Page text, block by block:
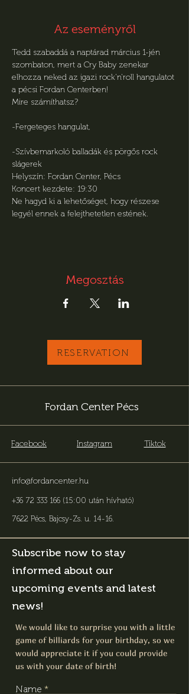
Az eseményről
Tedd szabaddá a naptárad március 1-jén
szombaton, mert a Cry Baby zenekar
elhozza neked az igazi rock'n'roll hangulatot
a pécsi Fordan Centerben!
Mire számíthatsz?
-Fergeteges hangulat,
-Szívbemarkoló balladák és pörgős rock
slágerek
Helyszín: Fordan Center, Pécs
Koncert kezdete: 19:30
Ne hagyd ki a lehetőséget, hogy részese
legyél ennek a felejthetetlen estének.
Megosztás
RESERVATION
Fordan Center Pécs
Facebook Instagram Tiktok
info@fordancenter.hu
+36 72 333 166 (15:00 után hívható)
7622 Pécs, Bajcsy-Zs. u. 14-16.
Subscribe now to stay
informed about our
upcoming events and latest
news!
We would like to surprise you with a little
game of billiards for your birthday, so we
would appreciate it if you could provide
us with your date of birth!
Name